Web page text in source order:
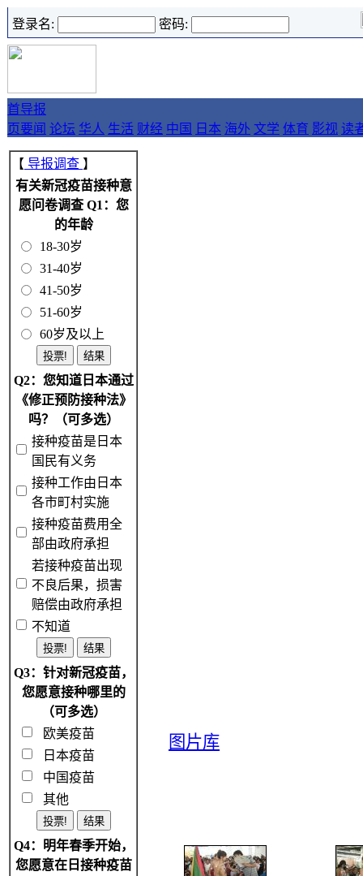
登录名: 密码:
首
页
导报
要闻 论坛 华人 生活 财经 中国 日本 海外 文学 体育 影视 读
【 导报调查 】
有关新冠疫苗接种意
愿问卷调查 Q1：您
的年龄
18-30岁
31-40岁
41-50岁
51-60岁
60岁及以上
Q2：您知道日本通过
《修正预防接种法》
吗？（可多选）
接种疫苗是日本
国民有义务
接种工作由日本
各市町村实施
接种疫苗费用全
部由政府承担
若接种疫苗出现
不良后果，损害
赔偿由政府承担
不知道
Q3：针对新冠疫苗，
您愿意接种哪里的
（可多选）
欧美疫苗
日本疫苗
中国疫苗
其他
Q4：明年春季开始，
您愿意在日接种疫苗
图片库